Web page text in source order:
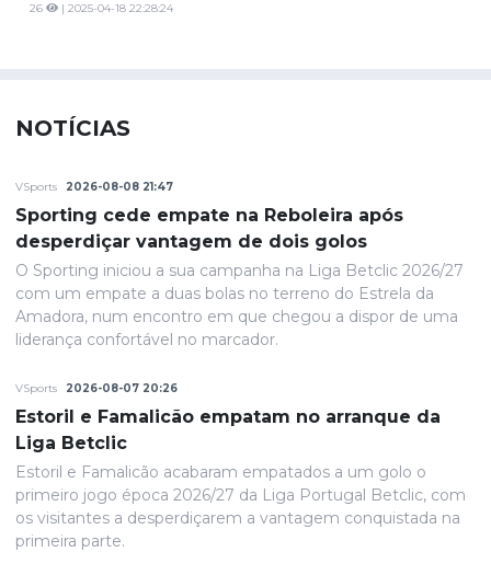
26 | 2025-04-18 22:28:24
NOTÍCIAS
VSports 2026-08-08 21:47
Sporting cede empate na Reboleira após
desperdiçar vantagem de dois golos
O Sporting iniciou a sua campanha na Liga Betclic 2026/27
com um empate a duas bolas no terreno do Estrela da
Amadora, num encontro em que chegou a dispor de uma
liderança confortável no marcador.
VSports 2026-08-07 20:26
Estoril e Famalicão empatam no arranque da
Liga Betclic
Estoril e Famalicão acabaram empatados a um golo o
primeiro jogo época 2026/27 da Liga Portugal Betclic, com
os visitantes a desperdiçarem a vantagem conquistada na
primeira parte.